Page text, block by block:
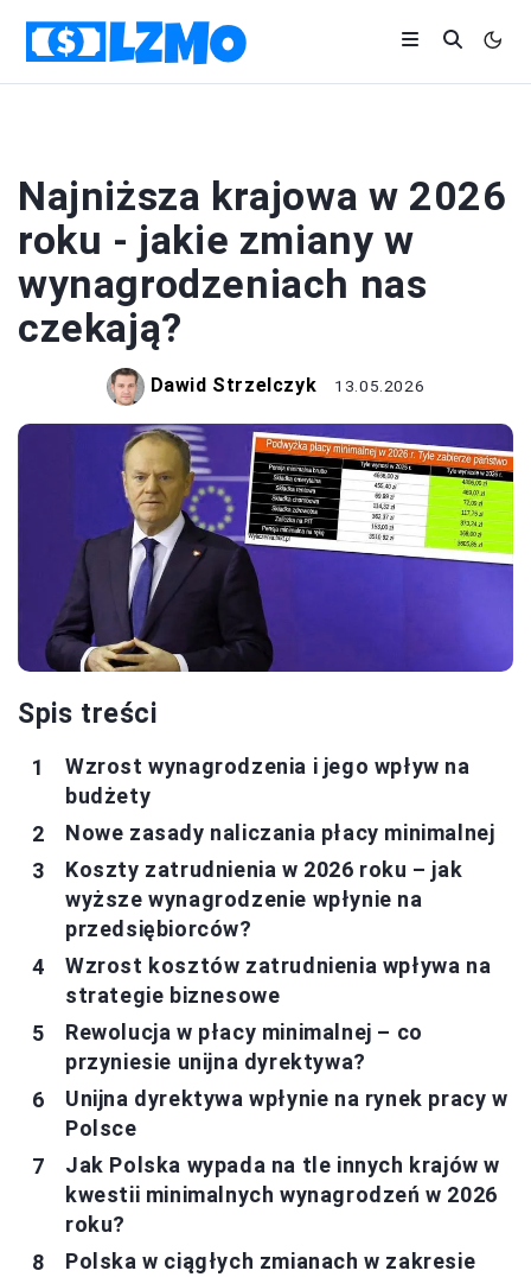
Najniższa krajowa w 2026
roku - jakie zmiany w
wynagrodzeniach nas
czekają?
Dawid Strzelczyk 13.05.2026
Spis treści
Wzrost wynagrodzenia i jego wpływ na
budżety
Nowe zasady naliczania płacy minimalnej
Koszty zatrudnienia w 2026 roku – jak
wyższe wynagrodzenie wpłynie na
przedsiębiorców?
Wzrost kosztów zatrudnienia wpływa na
strategie biznesowe
Rewolucja w płacy minimalnej – co
przyniesie unijna dyrektywa?
Unijna dyrektywa wpłynie na rynek pracy w
Polsce
Jak Polska wypada na tle innych krajów w
kwestii minimalnych wynagrodzeń w 2026
roku?
Polska w ciągłych zmianach w zakresie